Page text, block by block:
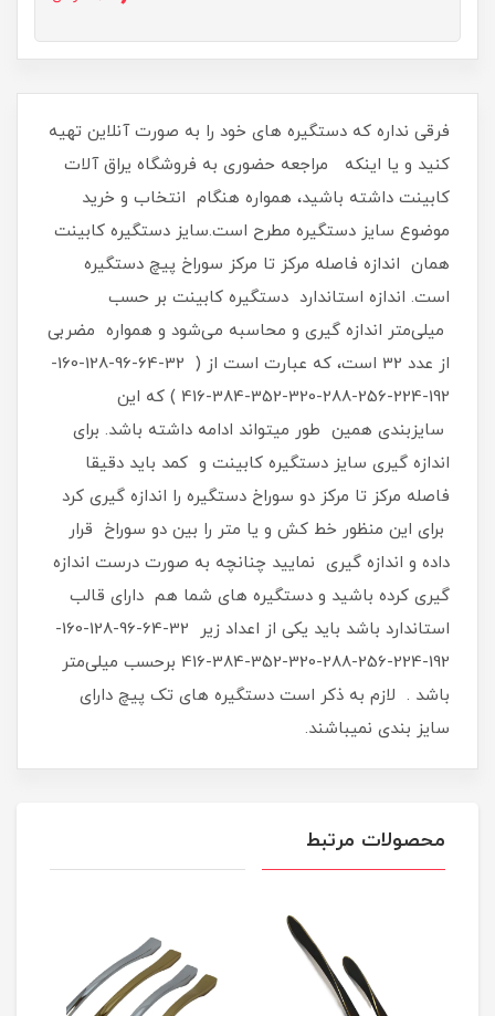
فرقی نداره که دستگیره های خود را به صورت آنلاین تهیه
کنید و یا اینکه مراجعه حضوری به فروشگاه یراق آلات
کابینت داشته باشید، همواره هنگام انتخاب و خرید
موضوع سایز دستگیره مطرح است.سایز دستگیره کابینت
همان اندازه فاصله مرکز تا مرکز سوراخ پیچ دستگیره
است. اندازه استاندارد دستگیره کابینت بر حسب
میلی‌متر اندازه گیری و محاسبه می‌شود و همواره مضربی
از عدد 32 است، که عبارت است از ( 32-64-96-128-160-
192-224-256-288-320-352-384-416 ) که این
سایزبندی همین طور میتواند ادامه داشته باشد. برای
اندازه گیری سایز دستگیره کابینت و کمد باید دقیقا
فاصله مرکز تا مرکز دو سوراخ دستگیره را اندازه گیری کرد
برای این منظور خط کش و یا متر را بین دو سوراخ قرار
داده و اندازه گیری نمایید چنانچه به صورت درست اندازه
گیری کرده باشید و دستگیره های شما هم دارای قالب
استاندارد باشد باید یکی از اعداد زیر 32-64-96-128-160-
192-224-256-288-320-352-384-416 برحسب میلی‌متر
باشد . لازم به ذکر است دستگیره های تک پیچ دارای
سایز بندی نمیباشند.
محصولات مرتبط